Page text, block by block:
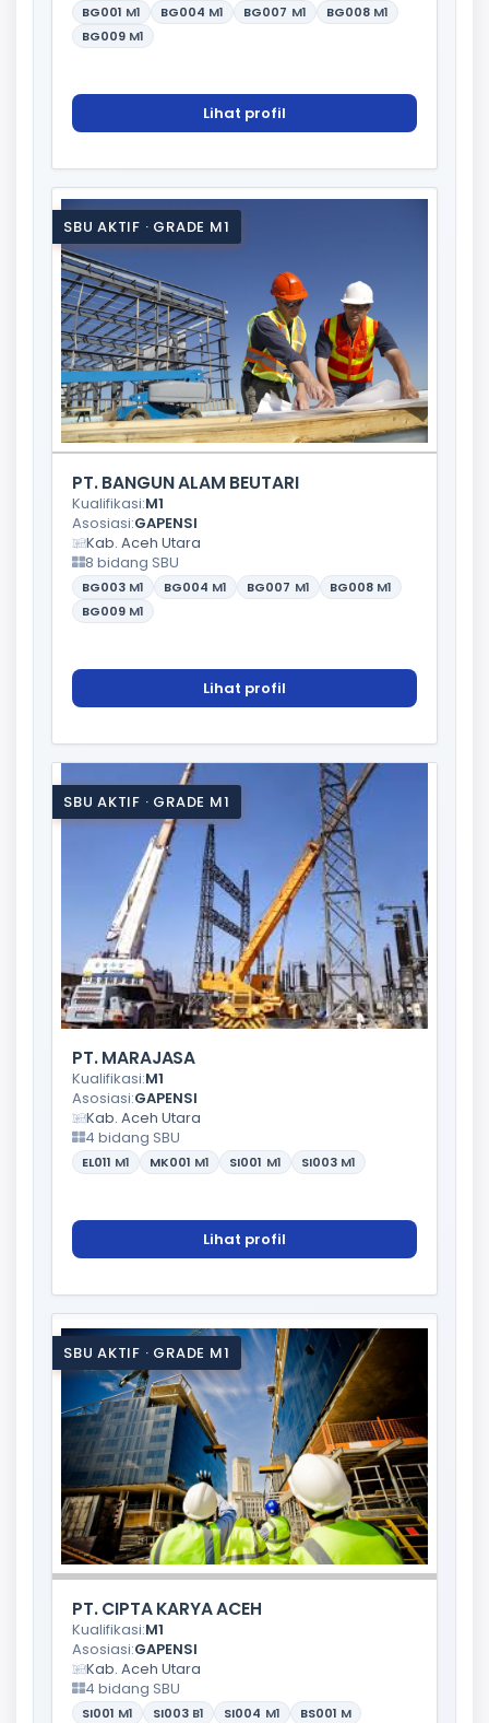
BG001 M1 BG004 M1 BG007 M1 BG008 M1
BG009 M1
Lihat profil
SBU AKTIF · GRADE M1
PT. BANGUN ALAM BEUTARI
Kualifikasi:M1
Asosiasi:GAPENSI
Kab. Aceh Utara
8 bidang SBU
BG003 M1 BG004 M1 BG007 M1 BG008 M1
BG009 M1
Lihat profil
SBU AKTIF · GRADE M1
PT. MARAJASA
Kualifikasi:M1
Asosiasi:GAPENSI
Kab. Aceh Utara
4 bidang SBU
EL011 M1 MK001 M1 SI001 M1 SI003 M1
Lihat profil
SBU AKTIF · GRADE M1
PT. CIPTA KARYA ACEH
Kualifikasi:M1
Asosiasi:GAPENSI
Kab. Aceh Utara
4 bidang SBU
SI001 M1 SI003 B1 SI004 M1 BS001 M